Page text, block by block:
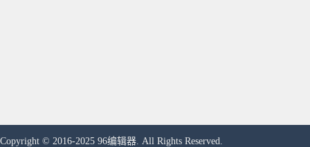
Copyright © 2016-2025 96编辑器. All Rights Reserved.